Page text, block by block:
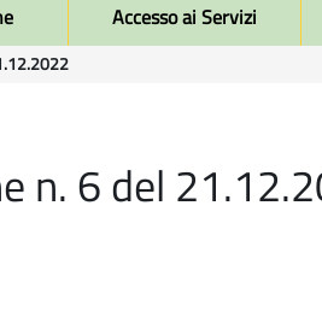
Accesso ai Servizi
n. 6 del